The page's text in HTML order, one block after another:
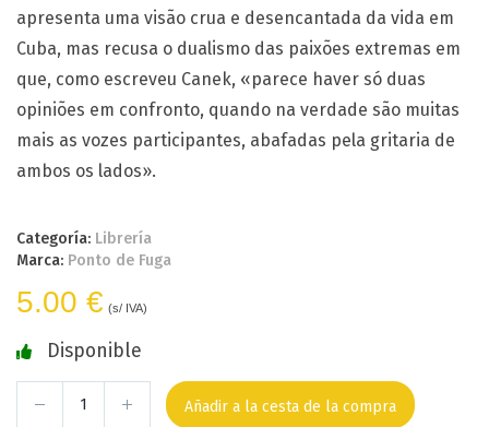
apresenta uma visão crua e desencantada da vida em
Cuba, mas recusa o dualismo das paixões extremas em
que, como escreveu Canek, «parece haver só duas
opiniões em confronto, quando na verdade são muitas
mais as vozes participantes, abafadas pela gritaria de
ambos os lados».
Categoría: Librería
Marca: Ponto de Fuga
5.00 € (s/ IVA)
Disponible
Añadir a la cesta de la compra